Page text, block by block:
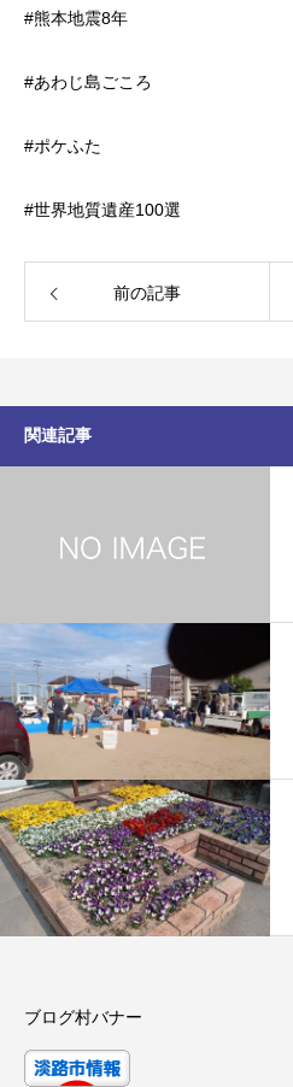
#熊本地震8年
#あわじ島ごころ
#ポケふた
#世界地質遺産100選
前の記事
関連記事
ブログ村バナー